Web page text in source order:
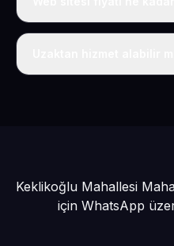
Tek fiyat: yılda 50 USD +
Keklikoğlu Mahallesi
için WhatsApp